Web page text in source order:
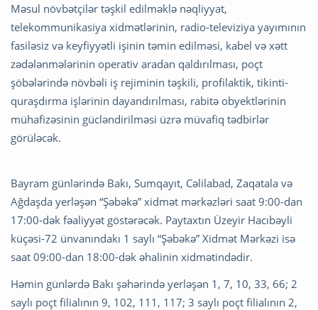
Məsul növbətçilər təşkil edilməklə nəqliyyat,
telekommunikasiya xidmətlərinin, radio-televiziya yayımının
fasiləsiz və keyfiyyətli işinin təmin edilməsi, kabel və xətt
zədələnmələrinin operativ aradan qaldırılması, poçt
şöbələrində növbəli iş rejiminin təşkili, profilaktik, tikinti-
quraşdırma işlərinin dayandırılması, rabitə obyektlərinin
mühafizəsinin gücləndirilməsi üzrə müvafiq tədbirlər
görüləcək.
Bayram günlərində Bakı, Sumqayıt, Cəlilabad, Zaqatala və
Ağdaşda yerləşən “Şəbəkə” xidmət mərkəzləri saat 9:00-dan
17:00-dək fəaliyyət göstərəcək. Paytaxtın Üzeyir Hacıbəyli
küçəsi-72 ünvanındakı 1 saylı “Şəbəkə” Xidmət Mərkəzi isə
saat 09:00-dan 18:00-dək əhalinin xidmətindədir.
Həmin günlərdə Bakı şəhərində yerləşən 1, 7, 10, 33, 66; 2
saylı poçt filialının 9, 102, 111, 117; 3 saylı poçt filialının 2,